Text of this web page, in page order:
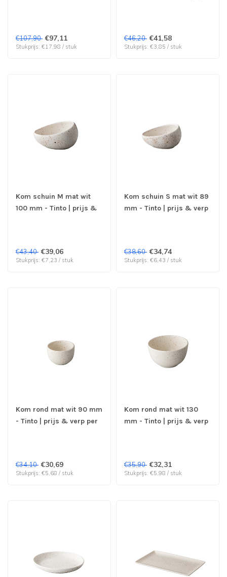
€107,90 €97,11
Stukprijs: €17,98 / stuk
€46,20 €41,58
Stukprijs: €3,85 / stuk
Kom schuin M mat wit
100 mm - Tinto | prijs &
€43,40 €39,06
Stukprijs: €7,23 / stuk
Kom schuin S mat wit 89
mm - Tinto | prijs & verp
€38,60 €34,74
Stukprijs: €6,43 / stuk
Kom rond mat wit 90 mm
- Tinto | prijs & verp per
€34,10 €30,69
Stukprijs: €5,68 / stuk
Kom rond mat wit 130
mm - Tinto | prijs & verp
€35,90 €32,31
Stukprijs: €5,98 / stuk